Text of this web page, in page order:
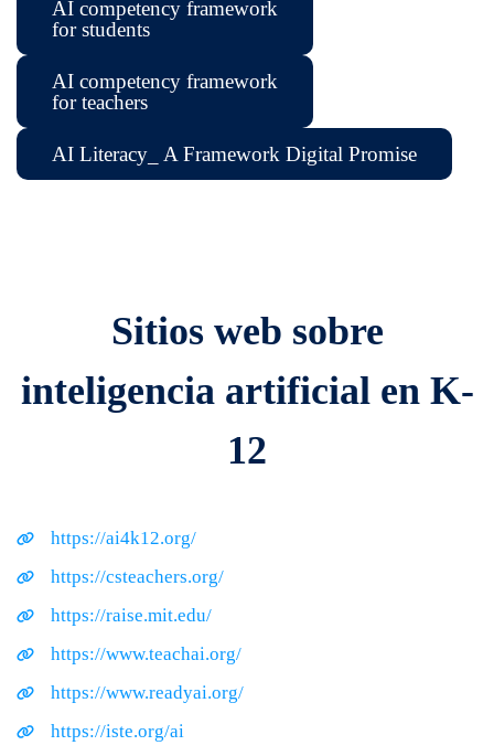
AI competency framework
for students
AI competency framework
for teachers
AI Literacy_ A Framework Digital Promise
Sitios web sobre
inteligencia artificial en K-
12
https://ai4k12.org/
https://csteachers.org/
https://raise.mit.edu/
https://www.teachai.org/
https://www.readyai.org/
https://iste.org/ai